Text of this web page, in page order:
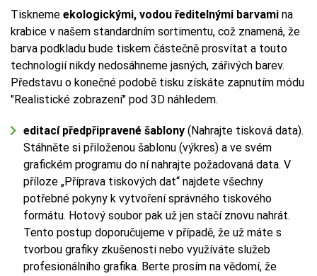
Tiskneme ekologickými, vodou ředitelnými barvami na
krabice v našem standardním sortimentu, což znamená, že
barva podkladu bude tiskem částečně prosvítat a touto
technologií nikdy nedosáhneme jasných, zářivých barev.
Představu o konečné podobě tisku získáte zapnutím módu
"Realistické zobrazení" pod 3D náhledem.
editací předpřipravené šablony (Nahrajte tisková data).
Stáhněte si přiloženou šablonu (výkres) a ve svém
grafickém programu do ní nahrajte požadovaná data. V
příloze „Příprava tiskových dat“ najdete všechny
potřebné pokyny k vytvoření správného tiskového
formátu. Hotový soubor pak už jen stačí znovu nahrát.
Tento postup doporučujeme v případě, že už máte s
tvorbou grafiky zkušenosti nebo využíváte služeb
profesionálního grafika. Berte prosím na vědomí, že